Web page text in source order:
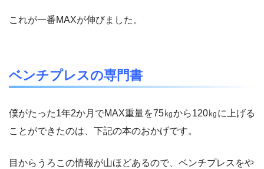
これが一番MAXが伸びました。
ベンチプレスの専門書
僕がたった1年2か月でMAX重量を75㎏から120㎏に上げる
ことができたのは、下記の本のおかげです。
目からうろこの情報が山ほどあるので、ベンチプレスをや